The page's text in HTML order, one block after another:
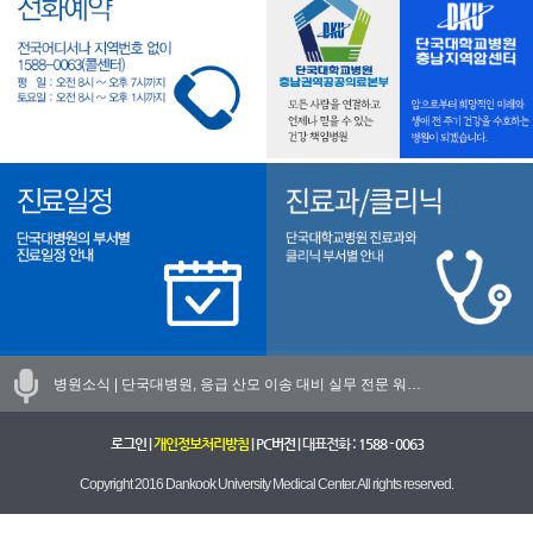
병원소식 | 단국대병원, 응급 산모 이송 대비 실무 전문 워…
로그인| 개인정보처리방침| PC버전| 대표전화 : 1588 - 0063
Copyright 2016 Dankook University Medical Center. All rights reserved.